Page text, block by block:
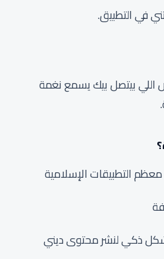
في التطبيق.
اللي بيتصل بيك يسمع نغمة
التطبيقات الإسلامية
ذكي لنشر محتوى ديني